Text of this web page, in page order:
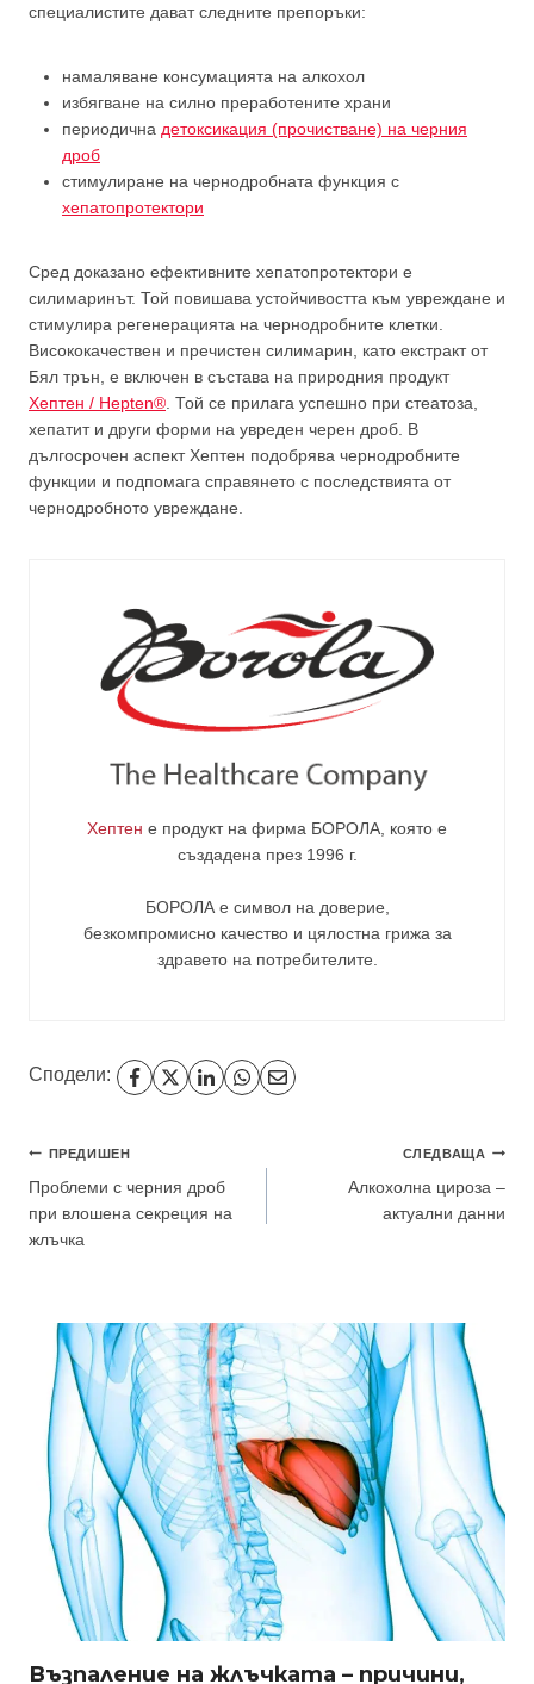
специалистите дават следните препоръки:
намаляване консумацията на алкохол
избягване на силно преработените храни
периодична детоксикация (прочистване) на черния
дроб
стимулиране на чернодробната функция с
хепатопротектори
Сред доказано ефективните хепатопротектори е
силимаринът. Той повишава устойчивостта към увреждане и
стимулира регенерацията на чернодробните клетки.
Висококачествен и пречистен силимарин, като екстракт от
Бял трън, е включен в състава на природния продукт
Хептен / Hepten® . Той се прилага успешно при стеатоза,
хепатит и други форми на увреден черен дроб. В
дългосрочен аспект Хептен подобрява чернодробните
функции и подпомага справянето с последствията от
чернодробното увреждане.
Хептен е продукт на фирма БОРОЛА , която е
създадена през 1996 г.
БОРОЛА е символ на доверие,
безкомпромисно качество и цялостна грижа за
здравето на потребителите
Сподели:
Навигация
ПРЕДИШЕН
Проблеми с черния дроб
при влошена секреция на
жлъчка
СЛЕДВАЩА
Алкохолна цироза –
актуални данни
Възпаление на жлъчката – причини,